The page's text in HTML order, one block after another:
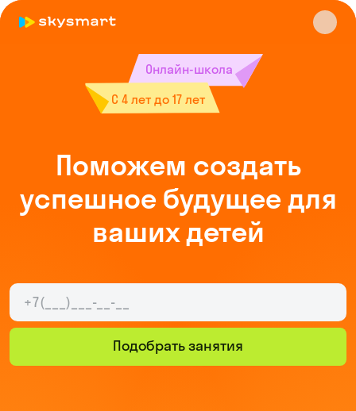
Онлайн-школа
С 4 лет до 17 лет
Поможем создать
успешное будущее для
ваших детей
Подобрать занятия
Skysmart Chat